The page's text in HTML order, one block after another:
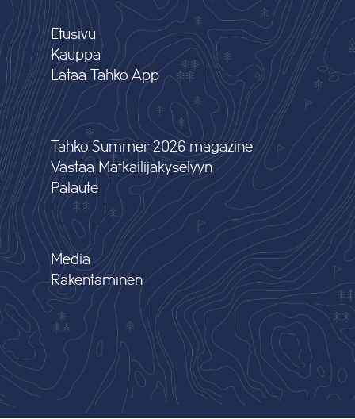
Etusivu
Kauppa
Lataa Tahko App
Tahko Summer 2026 magazine
Vastaa Matkailijakyselyyn
Palaute
Media
Rakentaminen